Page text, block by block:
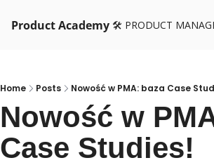
Product Academy 🛠️ PRODUCT
Home Posts Nowość w PMA: baza Case
Nowość w
Case Studies!